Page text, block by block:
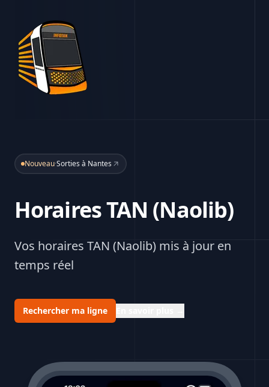
Nouveau·Sorties à Nantes
Horaires TAN (Naolib)
Vos horaires TAN (Naolib) mis à jour en
temps réel
Rechercher ma ligne